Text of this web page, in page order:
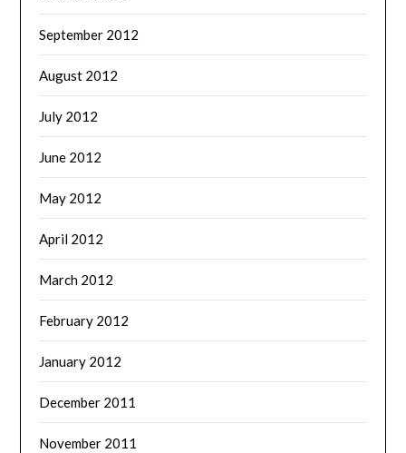
September 2012
August 2012
July 2012
June 2012
May 2012
April 2012
March 2012
February 2012
January 2012
December 2011
November 2011